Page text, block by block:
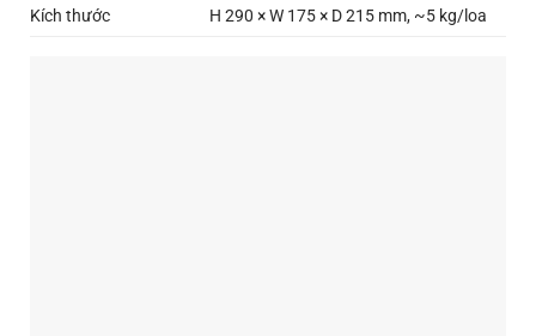
Kích thước
H 290 × W 175 × D 215 mm, ~5 kg/loa